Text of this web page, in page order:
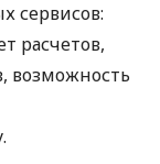
сервисов:
расчетов,
возможность